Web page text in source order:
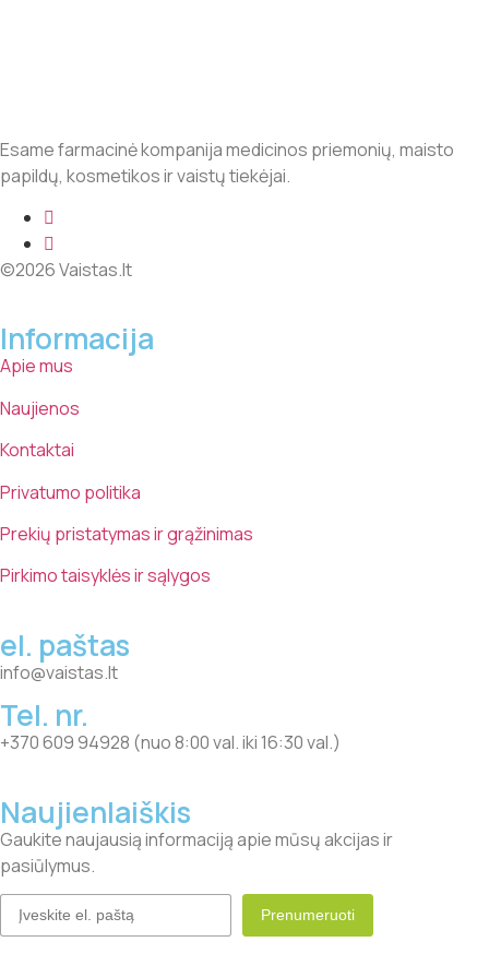
Esame farmacinė kompanija medicinos priemonių, maisto
papildų, kosmetikos ir vaistų tiekėjai.
©2026 Vaistas.lt
Informacija
Apie mus
Naujienos
Kontaktai
Privatumo politika
Prekių pristatymas ir grąžinimas
Pirkimo taisyklės ir sąlygos
el. paštas
info@vaistas.lt
Tel. nr.
+370 609 94928 (nuo 8:00 val. iki 16:30 val.)
Naujienlaiškis
Gaukite naujausią informaciją apie mūsų akcijas ir
pasiūlymus.